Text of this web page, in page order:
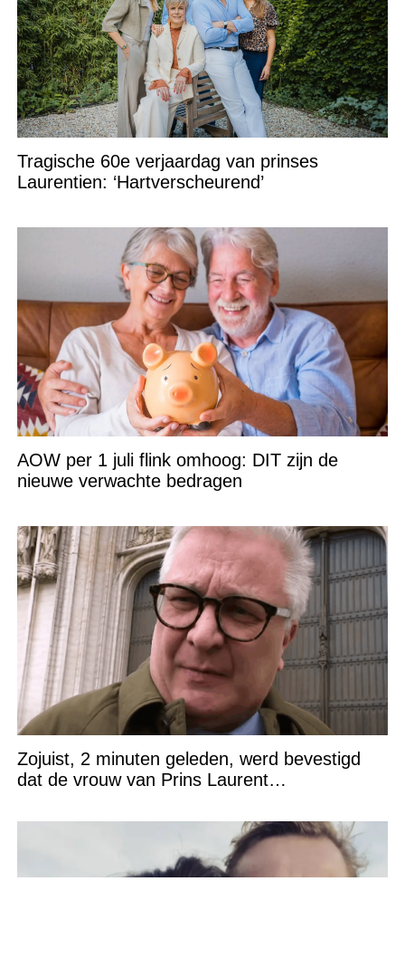
Tragische 60e verjaardag van prinses
Laurentien: ‘Hartverscheurend’
AOW per 1 juli flink omhoog: DIT zijn de
nieuwe verwachte bedragen
Zojuist, 2 minuten geleden, werd bevestigd
dat de vrouw van Prins Laurent…